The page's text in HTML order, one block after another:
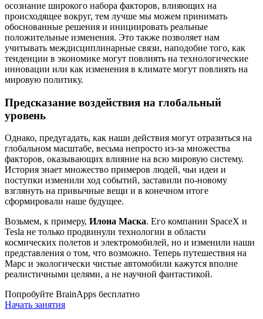
осознание широкого набора факторов, влияющих на
происходящее вокруг, тем лучше мы можем принимать
обоснованные решения и инициировать реальные
положительные изменения. Это также позволяет нам
учитывать междисциплинарные связи, наподобие того, как
тенденции в экономике могут повлиять на технологические
инновации или как изменения в климате могут повлиять на
мировую политику.
Предсказание воздействия на глобальный
уровень
Однако, предугадать, как наши действия могут отразиться на
глобальном масштабе, весьма непросто из-за множества
факторов, оказывающих влияние на всю мировую систему.
История знает множество примеров людей, чьи идеи и
поступки изменили ход событий, заставили по-новому
взглянуть на привычные вещи и в конечном итоге
сформировали наше будущее.
Возьмем, к примеру, Илона Маска. Его компании SpaceX и
Tesla не только продвинули технологии в области
космических полетов и электромобилей, но и изменили наши
представления о том, что возможно. Теперь путешествия на
Марс и экологически чистые автомобили кажутся вполне
реалистичными целями, а не научной фантастикой.
Попробуйте BrainApps бесплатно
Начать занятия